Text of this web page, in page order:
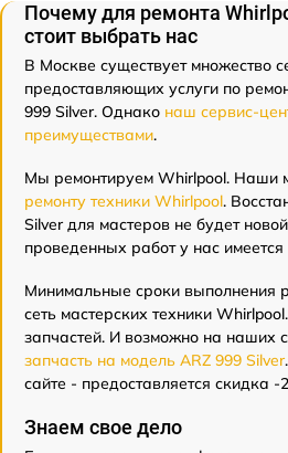
Почему для ремонта
стоит выбрать нас
В Москве существует множество
предоставляющих услуги по
999 Silver. Однако наш сервис-
преимуществами.
Мы ремонтируем Whirlpool. Наши
ремонту техники Whirlpool.
Silver для мастеров не будет
проведенных работ у нас имеется
Минимальные сроки выполнения
сеть мастерских техники
запчастей. И возможно на наших
запчасть на модель ARZ 999 Silver
сайте - предоставляется скидка -
Знаем свое дело